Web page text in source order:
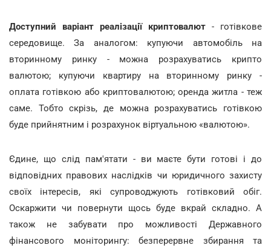
Доступний варіант реалізації криптовалют - готівкове
середовище. За аналогом: купуючи автомобіль на
вторинному ринку - можна розрахуватись крипто
валютою; купуючи квартиру на вторинному ринку -
оплата готівкою або криптовалютою; оренда житла - теж
саме. Тобто скрізь, де можна розрахуватись готівкою
буде прийнятним і розрахунок віртуальною «валютою».
Єдине, що слід пам'ятати - ви маєте бути готові і до
відповідних правових наслідків чи юридичного захисту
своїх інтересів, які супроводжують готівковий обіг.
Оскаржити чи повернути щось буде вкрай складно. А
також не забувати про можливості Державного
фінансового моніторингу: безперервне збирання та